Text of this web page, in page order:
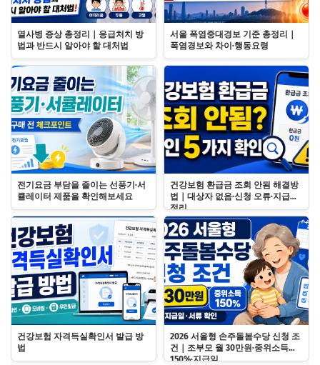
열사병 증상 총정리｜응급처치 방
법과 반드시 알아야 할 대처법
서울 폭염중대경보 기준 총정리｜
폭염경보와 차이·행동요령
전기요금 부담을 줄이는 선풍기·서
큘레이터 제품을 확인해보세요
건강보험 환급금 조회 안됨 해결방
법｜대상자 없음·신청 오류·지급일
정리
건강보험 자격득실확인서 발급 방
법
2026 서울형 손주돌봄수당 신청 조
건｜조부모 월 30만원·중위소득
150%·지급일